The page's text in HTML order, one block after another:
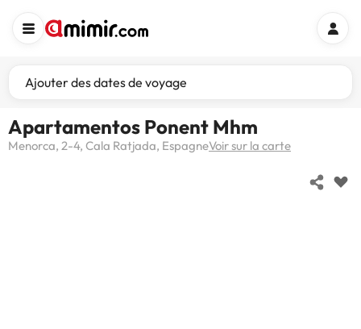
Ajouter des dates de voyage
Apartamentos Ponent Mhm
Menorca, 2-4, Cala Ratjada, EspagneVoir sur la carte